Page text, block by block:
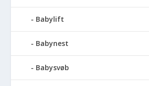
Babylift
Babynest
Babysvøb